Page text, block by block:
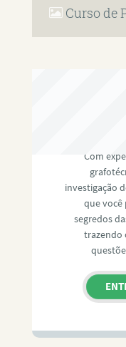
Curso de
Com
investigação
que você
segredos
trazendo